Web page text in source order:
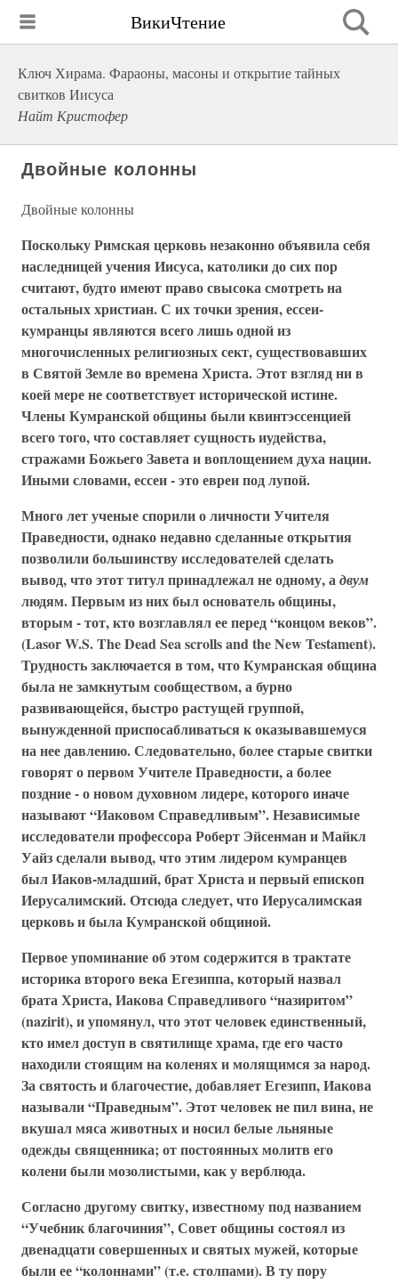
ВикиЧтение
Ключ Хирама. Фараоны, масоны и открытие тайных
свитков Иисуса
Найт Кристофер
Двойные колонны
Двойные колонны
Поскольку Римская церковь незаконно объявила себя
наследницей учения Иисуса, католики до сих пор
считают, будто имеют право свысока смотреть на
остальных христиан. С их точки зрения, ессеи-
кумранцы являются всего лишь одной из
многочисленных религиозных сект, существовавших
в Святой Земле во времена Христа. Этот взгляд ни в
коей мере не соответствует исторической истине.
Члены Кумранской общины были квинтэссенцией
всего того, что составляет сущность иудейства,
стражами Божьего Завета и воплощением духа нации.
Иными словами, ессеи - это евреи под лупой.
Много лет ученые спорили о личности Учителя
Праведности, однако недавно сделанные открытия
позволили большинству исследователей сделать
вывод, что этот титул принадлежал не одному, адвум
людям. Первым из них был основатель общины,
вторым - тот, кто возглавлял ее перед “концом веков”.
(Lasor W.S. The Dead Sea scrolls and the New Testament).
Трудность заключается в том, что Кумранская община
была не замкнутым сообществом, а бурно
развивающейся, быстро растущей группой,
вынужденной приспосабливаться к оказывавшемуся
на нее давлению. Следовательно, более старые свитки
говорят о первом Учителе Праведности, а более
поздние - о новом духовном лидере, которого иначе
называют “Иаковом Справедливым”. Независимые
исследователи профессора Роберт Эйсенман и Майкл
Уайз сделали вывод, что этим лидером кумранцев
был Иаков-младший, брат Христа и первый епископ
Иерусалимский. Отсюда следует, что Иерусалимская
церковь и была Кумранской общиной.
Первое упоминание об этом содержится в трактате
историка второго века Егезиппа, который назвал
брата Христа, Иакова Справедливого “назиритом”
(nazirit), и упомянул, что этот человек единственный,
кто имел доступ в святилище храма, где его часто
находили стоящим на коленях и молящимся за народ.
За святость и благочестие, добавляет Егезипп, Иакова
называли “Праведным”. Этот человек не пил вина, не
вкушал мяса животных и носил белые льняные
одежды священника; от постоянных молитв его
колени были мозолистыми, как у верблюда.
Согласно другому свитку, известному под названием
“Учебник благочиния”, Совет общины состоял из
двенадцати совершенных и святых мужей, которые
были ее “колоннами” (т.е. столпами). В ту пору